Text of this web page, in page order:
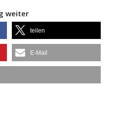
weiter
teilen
E-Mail